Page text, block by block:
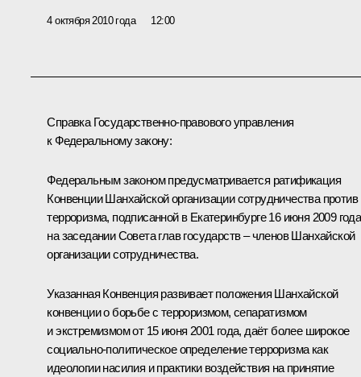
4 октября 2010 года 12:00
Справка Государственно-правового управления
к Федеральному закону:
Федеральным законом предусматривается ратификация
Конвенции Шанхайской организации сотрудничества против
терроризма, подписанной в Екатеринбурге16 июня 2009 года
на заседании Совета глав государств – членов Шанхайской
организации сотрудничества.
Указанная Конвенция развивает положения Шанхайской
конвенции о борьбе с терроризмом, сепаратизмом
и экстремизмом от 15 июня 2001 года, даёт более широкое
социально-политическое определение терроризма как
идеологии насилия и практики воздействия на принятие